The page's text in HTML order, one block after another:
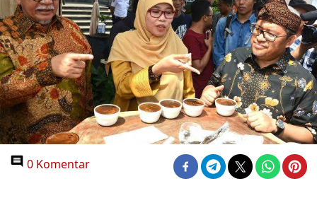
0 Komentar